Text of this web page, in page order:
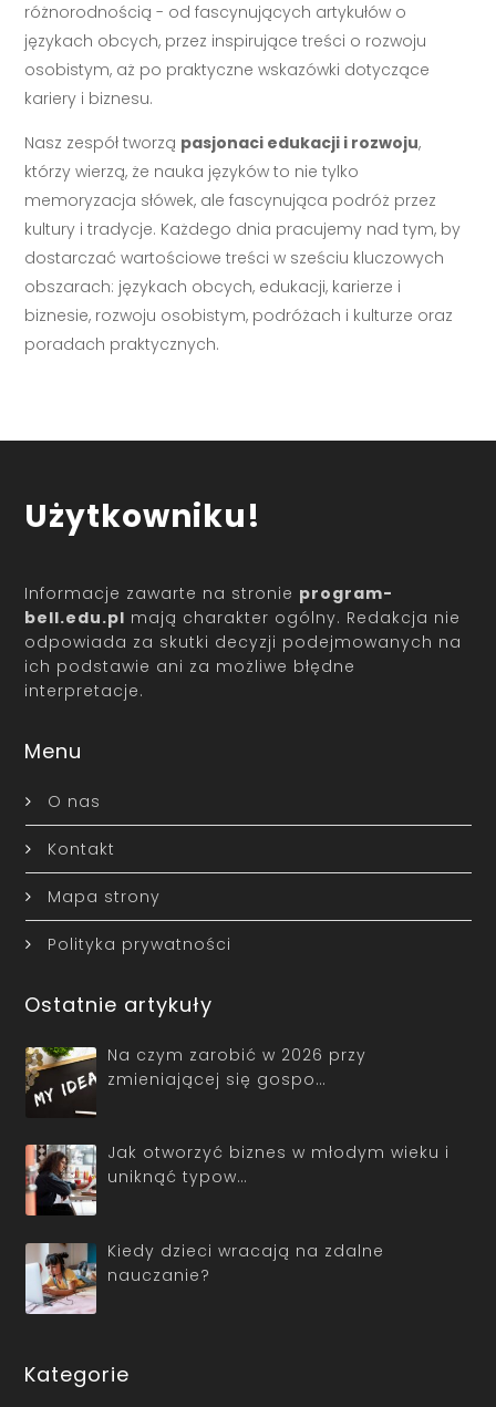
różnorodnością - od fascynujących artykułów o
językach obcych, przez inspirujące treści o rozwoju
osobistym, aż po praktyczne wskazówki dotyczące
kariery i biznesu.
Nasz zespół tworzą pasjonaci edukacji i rozwoju,
którzy wierzą, że nauka języków to nie tylko
memoryzacja słówek, ale fascynująca podróż przez
kultury i tradycje. Każdego dnia pracujemy nad tym, by
dostarczać wartościowe treści w sześciu kluczowych
obszarach: językach obcych, edukacji, karierze i
biznesie, rozwoju osobistym, podróżach i kulturze oraz
poradach praktycznych.
Użytkowniku!
Informacje zawarte na stronie program-
bell.edu.pl mają charakter ogólny. Redakcja nie
odpowiada za skutki decyzji podejmowanych na
ich podstawie ani za możliwe błędne
interpretacje.
Menu
O nas
Kontakt
Mapa strony
Polityka prywatności
Ostatnie artykuły
Na czym zarobić w 2026 przy
zmieniającej się gospo…
Jak otworzyć biznes w młodym wieku i
uniknąć typow…
Kiedy dzieci wracają na zdalne
nauczanie?
Kategorie